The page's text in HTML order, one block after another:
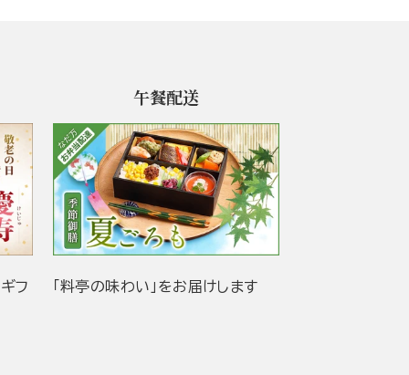
フ
午餐配送
「料亭の味わい」をお届けします